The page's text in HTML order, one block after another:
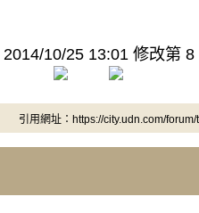
2014/10/25 13:01 修改第 8
引用網址：https://city.udn.com/